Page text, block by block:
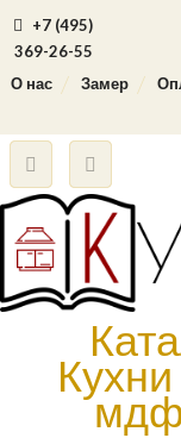
+7 (495)
369-26-55
О нас
Замер